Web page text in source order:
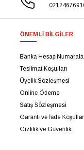
ÖNEMLI BILGILER
Banka Hesap
Teslimat Koşulları
Üyelik Sözleşmesi
Online Ödeme
Satış Sözleşmesi
Garanti ve İade
Gizlilik ve Güvenlik